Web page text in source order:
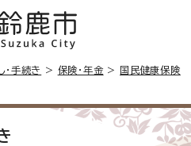
・手続き > 保険・年金 >
国民健康保険